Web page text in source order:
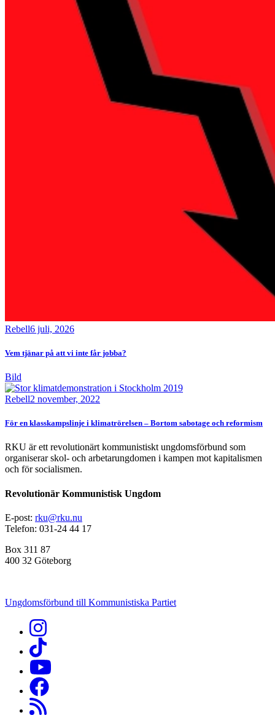
Rebell6 juli, 2026
Vem tjänar på att vi inte får jobba?
Bild
Rebell2 november, 2022
För en klasskampslinje i klimatrörelsen – Bortom sabotage och reformism
RKU är ett revolutionärt kommunistiskt ungdomsförbund som
organiserar skol- och arbetarungdomen i kampen mot kapitalismen
och för socialismen.
Revolutionär Kommunistisk Ungdom
E-post: rku@rku.nu
Telefon: 031-24 44 17
Box 311 87
400 32 Göteborg
Ungdomsförbund till Kommunistiska Partiet